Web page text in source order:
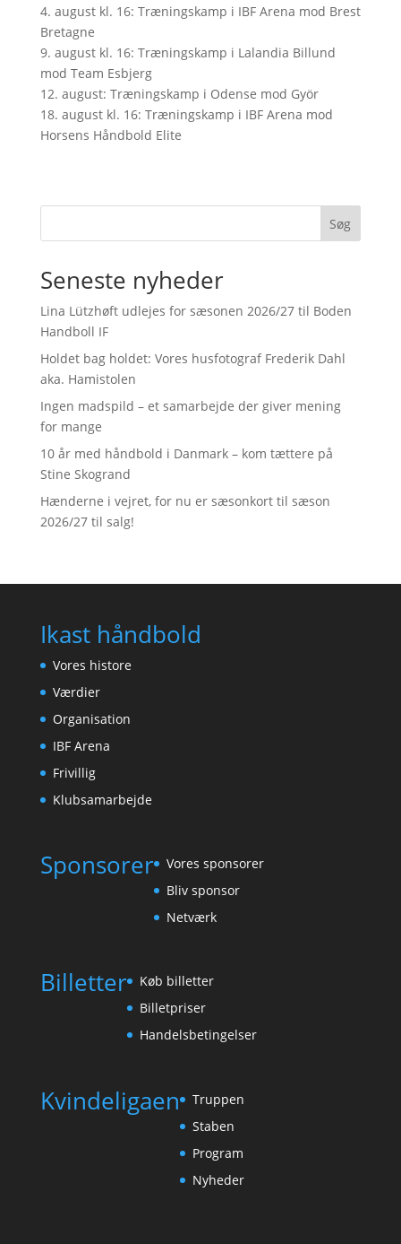
4. august kl. 16: Træningskamp i IBF Arena mod Brest
Bretagne
9. august kl. 16: Træningskamp i Lalandia Billund
mod Team Esbjerg
12. august: Træningskamp i Odense mod Györ
18. august kl. 16: Træningskamp i IBF Arena mod
Horsens Håndbold Elite
Søg
Seneste nyheder
Lina Lützhøft udlejes for sæsonen 2026/27 til Boden
Handboll IF
Holdet bag holdet: Vores husfotograf Frederik Dahl
aka. Hamistolen
Ingen madspild – et samarbejde der giver mening
for mange
10 år med håndbold i Danmark – kom tættere på
Stine Skogrand
Hænderne i vejret, for nu er sæsonkort til sæson
2026/27 til salg!
Ikast håndbold
Vores histore
Værdier
Organisation
IBF Arena
Frivillig
Klubsamarbejde
Sponsorer
Vores sponsorer
Bliv sponsor
Netværk
Billetter
Køb billetter
Billetpriser
Handelsbetingelser
Kvindeligaen
Truppen
Staben
Program
Nyheder